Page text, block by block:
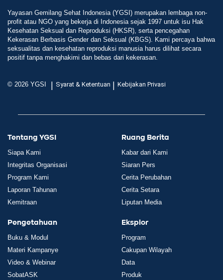
Yayasan Gemilang Sehat Indonesia (YGSI) merupakan lembaga non-
profit atau NGO yang bekerja di Indonesia sejak 1997 untuk isu Hak
Kesehatan Seksual dan Reproduksi (HKSR), serta pencegahan
Kekerasan Berbasis Gender dan Seksual (KBGS). Kami percaya bahwa
seksualitas dan kesehatan reproduksi manusia harus dilihat secara
positif tanpa menghakimi dan bebas dari kekerasan.
© 2026 YGSI | Syarat & Ketentuan | Kebijakan Privasi
Tentang YGSI
Siapa Kami
Integritas Organisasi
Program Kami
Laporan Tahunan
Kemitraan
Ruang Berita
Kabar dari Kami
Siaran Pers
Cerita Perubahan
Cerita Setara
Liputan Media
Pengetahuan
Buku & Modul
Materi Kampanye
Video & Webinar
SobatASK
Eksplor
Program
Cakupan Wilayah
Data
Produk